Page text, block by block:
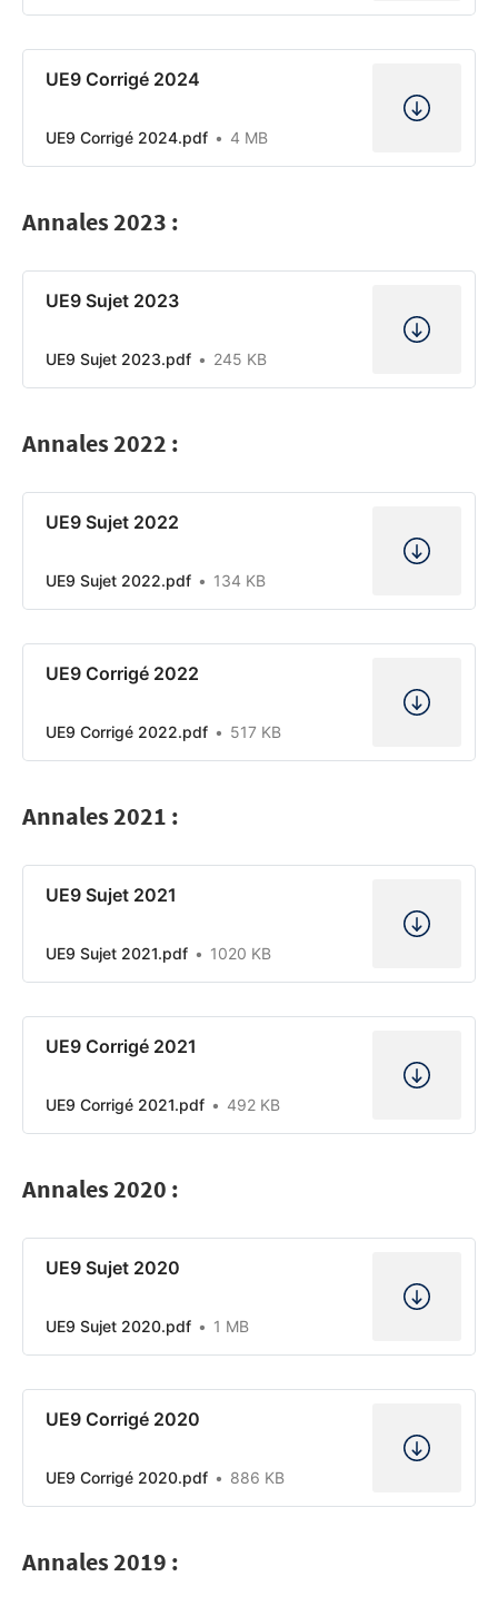
UE9 Corrigé 2024
UE9 Corrigé 2024.pdf 4 MB
Annales 2023 :
UE9 Sujet 2023
UE9 Sujet 2023.pdf 245 KB
Annales 2022 :
UE9 Sujet 2022
UE9 Sujet 2022.pdf 134 KB
UE9 Corrigé 2022
UE9 Corrigé 2022.pdf 517 KB
Annales 2021 :
UE9 Sujet 2021
UE9 Sujet 2021.pdf 1020 KB
UE9 Corrigé 2021
UE9 Corrigé 2021.pdf 492 KB
Annales 2020 :
UE9 Sujet 2020
UE9 Sujet 2020.pdf 1 MB
UE9 Corrigé 2020
UE9 Corrigé 2020.pdf 886 KB
Annales 2019 :